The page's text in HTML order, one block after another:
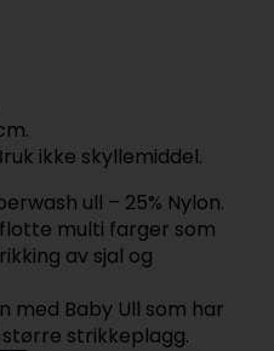
ikke skyllemiddel.
ull – 25% Nylon.
multi farger som
av sjal og
med Baby Ull som har
strikkeplagg.